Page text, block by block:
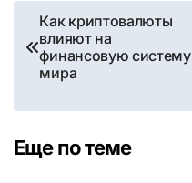
Навигация
по
записям
Как криптовалюты
влияют на
финансовую систему
мира
Еще по теме